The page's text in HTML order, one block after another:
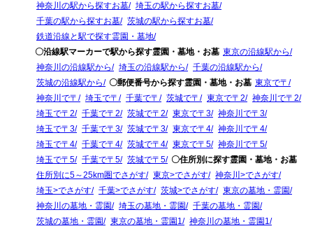
神奈川の駅から探すお墓
埼玉の駅から探すお墓
千葉の駅から探すお墓
茨城の駅から探すお墓
鉄道沿線と駅で探す霊園・墓地
〇沿線駅マーカーで駅から探す霊園・墓地・お墓 東京の沿線駅から
神奈川の沿線駅から
埼玉の沿線駅から
千葉の沿線駅から
茨城の沿線駅から
〇郵便番号から探す霊園・墓地・お墓 東京で〒
神奈川で〒
埼玉で〒 千葉で〒 茨城で〒 東京で〒2
神奈川で〒2
埼玉で〒2
千葉で〒2 茨城で〒2 東京で〒3
神奈川で〒3
埼玉で〒3
千葉で〒3 茨城で〒3 東京で〒4
神奈川で〒4
埼玉で〒4
千葉で〒4 茨城で〒4 東京で〒5
神奈川で〒5
埼玉で〒5
千葉で〒5 茨城で〒5
〇住所別に探す霊園・墓地・お墓
住所別に5～25km圏でさがす
東京>でさがす
神奈川>でさがす
埼玉>でさがす
千葉>でさがす 茨城>でさがす
東京の墓地・霊園
神奈川の墓地・霊園
埼玉の墓地・霊園
千葉の墓地・霊園
茨城の墓地・霊園
東京の墓地・霊園1
神奈川の墓地・霊園1